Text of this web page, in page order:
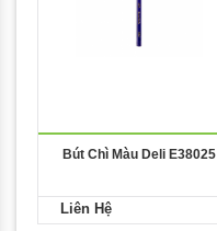
Bút Chì Màu Deli E38025
Liên Hệ